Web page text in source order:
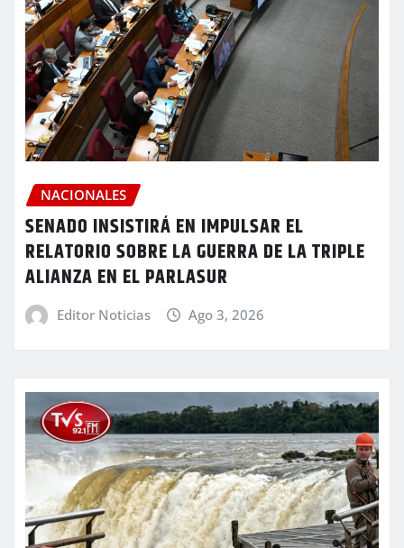
NACIONALES
SENADO INSISTIRÁ EN IMPULSAR EL
RELATORIO SOBRE LA GUERRA DE LA TRIPLE
ALIANZA EN EL PARLASUR
Editor Noticias Ago 3, 2026